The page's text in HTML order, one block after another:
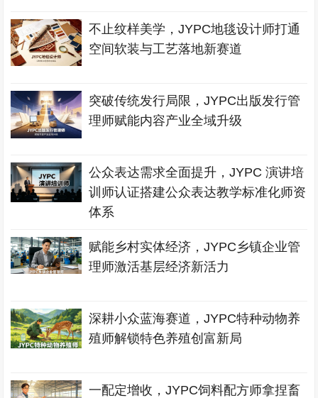
不止纹样美学，JYPC地毯设计师打通
空间软装与工艺落地新赛道
突破传统发行局限，JYPC出版发行管
理师赋能内容产业全域升级
公众表达需求全面提升，JYPC 演讲培
训师认证搭建公众表达教学标准化师资
体系
赋能乡村实体经济，JYPC乡镇企业管
理师激活基层经济新活力
深耕小众蓝海赛道，JYPC特种动物养
殖师解锁特色养殖创富新局
一配定增收，JYPC饲料配方师拿捏畜